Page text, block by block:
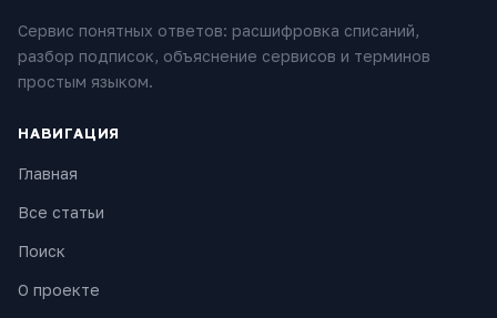
Сервис понятных ответов: расшифровка списаний,
разбор подписок, объяснение сервисов и терминов
простым языком.
НАВИГАЦИЯ
Главная
Все статьи
Поиск
О проекте